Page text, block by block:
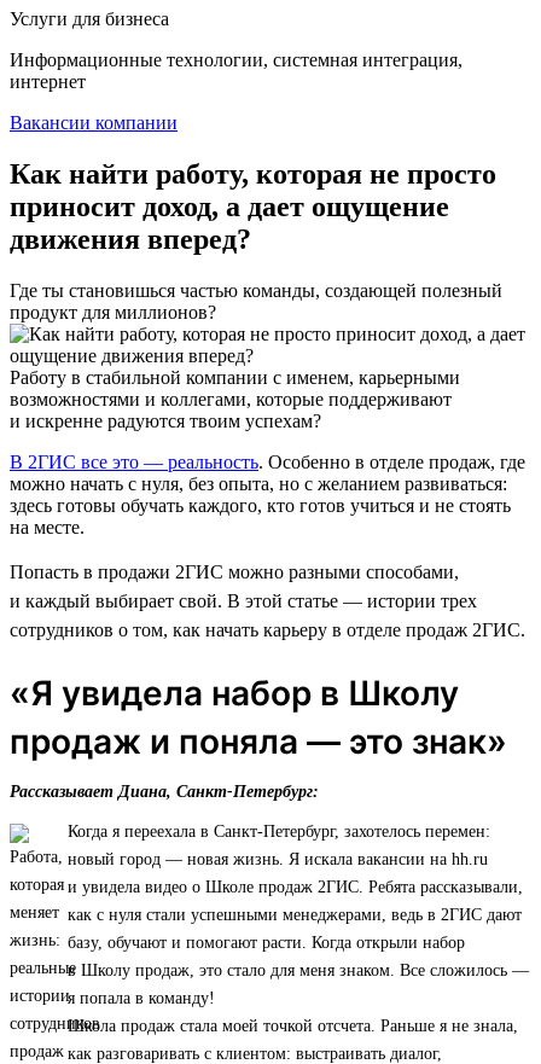
Услуги для бизнеса
Информационные технологии, системная интеграция,
интернет
Вакансии компании
Как найти работу, которая не просто
приносит доход, а дает ощущение
движения вперед?
Где ты становишься частью команды, создающей полезный
продукт для миллионов?
Работу в стабильной компании с именем, карьерными
возможностями и коллегами, которые поддерживают
и искренне радуются твоим успехам?
В 2ГИС все это — реальность. Особенно в отделе продаж, где
можно начать с нуля, без опыта, но с желанием развиваться:
здесь готовы обучать каждого, кто готов учиться и не стоять
на месте.
Попасть в продажи 2ГИС можно разными способами,
и каждый выбирает свой. В этой статье — истории трех
сотрудников о том, как начать карьеру в отделе продаж 2ГИС.
«Я увидела набор в Школу
продаж и поняла — это знак»
Рассказывает Диана, Санкт-Петербург:
Когда я переехала в Санкт-Петербург, захотелось перемен:
новый город — новая жизнь. Я искала вакансии на hh.ru
и увидела видео о Школе продаж 2ГИС. Ребята рассказывали,
как с нуля стали успешными менеджерами, ведь в 2ГИС дают
базу, обучают и помогают расти. Когда открыли набор
в Школу продаж, это стало для меня знаком. Все сложилось —
я попала в команду!
Школа продаж стала моей точкой отсчета. Раньше я не знала,
как разговаривать с клиентом: выстраивать диалог,